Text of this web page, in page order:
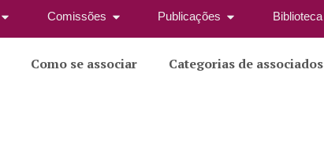
Comissões Publicações Biblioteca
Como se associar Categorias de associados